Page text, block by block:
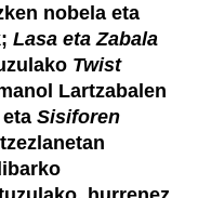
nobela eta
Lasa eta Zabala
Twist
Lartzabalen
Sisiforen